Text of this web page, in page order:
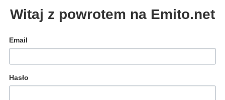
Witaj z powrotem na Emito.net
Email
Hasło